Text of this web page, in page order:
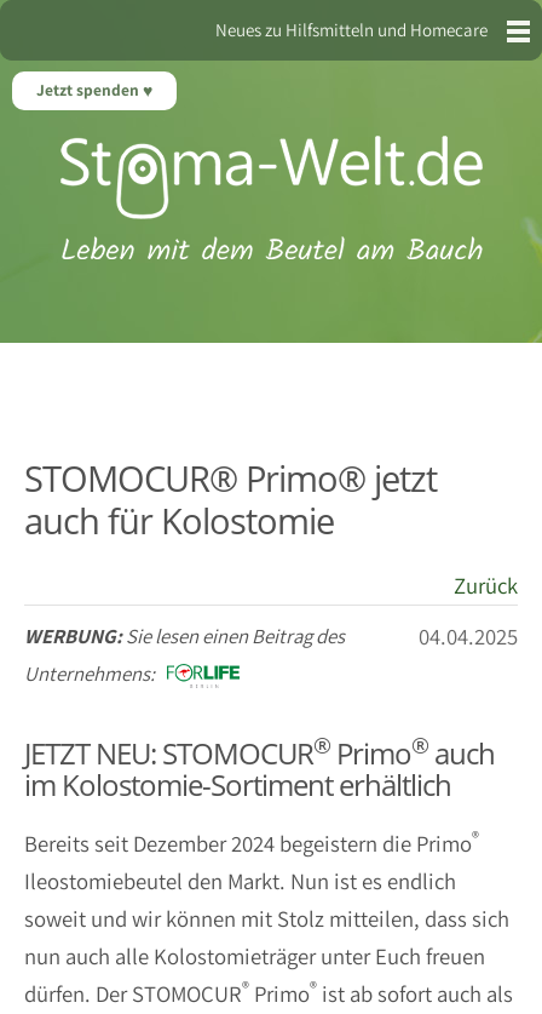
Jetzt spenden
Neues zu Hilfsmitteln und Homecare
STOMOCUR® Primo® jetzt
auch für Kolostomie
Zurück
04.04.2025
WERBUNG:Sie lesen einen Beitrag des
Unternehmens:
JETZT NEU: STOMOCUR® Primo® auch
im Kolostomie-Sortiment erhältlich
Bereits seit Dezember 2024 begeistern die Primo®
Ileostomiebeutel den Markt. Nun ist es endlich
soweit und wir können mit Stolz mitteilen, dass sich
nun auch alle Kolostomieträger unter Euch freuen
dürfen. Der STOMOCUR® Primo® ist ab sofort auch als